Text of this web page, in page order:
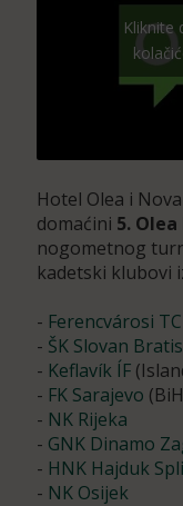
Kliknite
Hotel Olea i
domaćini 5. Olea
nogometnog
kadetski klubovi
- Ferencvárosi TC
- ŠK Slovan
- Keflavík ÍF
- FK Sarajevo
- NK Rijeka
- GNK Dinamo
- HNK Hajduk
- NK Osijek